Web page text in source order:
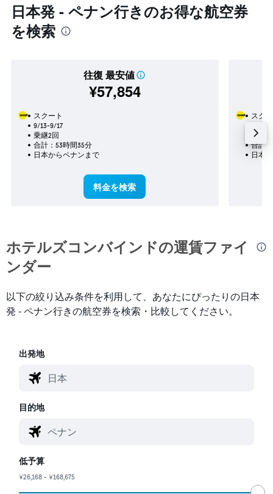
日本発 - ペナン行きのお得な航空券
を検索
往復 最安値
¥57,854
スクート
9/13-9/17
乗継2回
合計：53時間35分
日本​からペナン​まで
料金を検索
スク
乗継1
合計
日本​
ホテルズコンバインド​の運賃ファイ
ンダー
以下の絞り込み条件を利用して、あなたにぴったりの日本
発 - ペナン行きの航空券を検索・比較してください。
出発地
目的地
低予算
¥26,168 - ¥168,675